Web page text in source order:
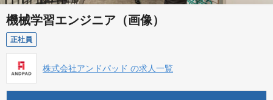
機械学習エンジニア（画像）
正社員
株式会社アンドパッド の求人一覧